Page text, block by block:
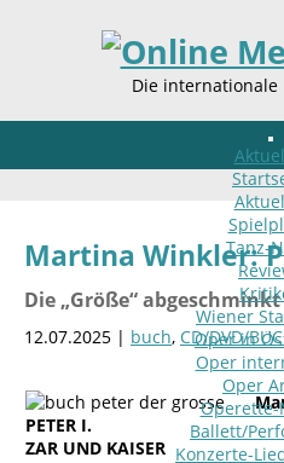
Die
Tanz-
Wiener
Oper in
Oper
Oper
Operette-
Ballett/
Konzerte-
Martina Winkler:
Die „Größe“ abgeschminkt
12.07.2025 | buch, CD/DVD/
PETER I.
ZAR UND KAISER